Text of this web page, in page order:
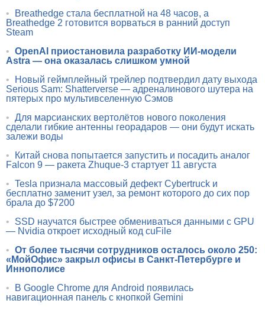
•
Breathedge стала бесплатной на 48 часов, а
Breathedge 2 готовится ворваться в ранний доступ
Steam
• OpenAI приостановила разработку ИИ-модели
Astra — она оказалась слишком умной
•
Новый геймплейный трейлер подтвердил дату выхода
Serious Sam: Shatterverse — адреналинового шутера на
пятерых про мультивселенную Сэмов
• Для марсианских вертолётов нового поколения
сделали гибкие антенны георадаров — они будут искать
залежи воды
•
Китай снова попытается запустить и посадить аналог
Falcon 9 — ракета Zhuque-3 стартует 11 августа
• Tesla признала массовый дефект Cybertruck и
бесплатно заменит узел, за ремонт которого до сих пор
брала до $7200
•
SSD научатся быстрее обмениваться данными с GPU
— Nvidia откроет исходный код cuFile
• От более тысячи сотрудников осталось около 250:
«МойОфис» закрыл офисы в Санкт-Петербурге и
Иннополисе
•
В Google Chrome для Android появилась
навигационная панель с кнопкой Gemini